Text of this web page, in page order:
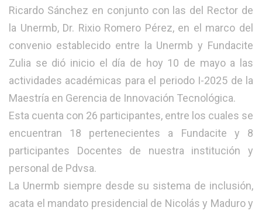
Ricardo Sánchez en conjunto con las del Rector de
la Unermb, Dr. Rixio Romero Pérez, en el marco del
convenio establecido entre la Unermb y Fundacite
Zulia se dió inicio el día de hoy 10 de mayo a las
actividades académicas para el periodo I-2025 de la
Maestría en Gerencia de Innovación Tecnológica.
Esta cuenta con 26 participantes, entre los cuales se
encuentran 18 pertenecientes a Fundacite y 8
participantes Docentes de nuestra institución y
personal de Pdvsa.
La Unermb siempre desde su sistema de inclusión,
acata el mandato presidencial de Nicolás y Maduro y